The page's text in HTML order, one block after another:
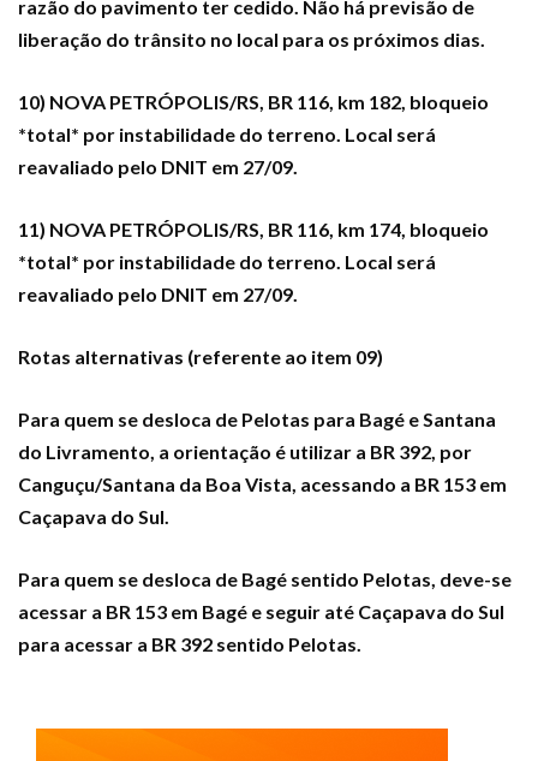
razão do pavimento ter cedido. Não há previsão de
liberação do trânsito no local para os próximos dias.
10) NOVA PETRÓPOLIS/RS, BR 116, km 182, bloqueio
*total* por instabilidade do terreno. Local será
reavaliado pelo DNIT em 27/09.
11) NOVA PETRÓPOLIS/RS, BR 116, km 174, bloqueio
*total* por instabilidade do terreno. Local será
reavaliado pelo DNIT em 27/09.
Rotas alternativas (referente ao item 09)
Para quem se desloca de Pelotas para Bagé e Santana
do Livramento, a orientação é utilizar a BR 392, por
Canguçu/Santana da Boa Vista, acessando a BR 153 em
Caçapava do Sul.
Para quem se desloca de Bagé sentido Pelotas, deve-se
acessar a BR 153 em Bagé e seguir até Caçapava do Sul
para acessar a BR 392 sentido Pelotas.